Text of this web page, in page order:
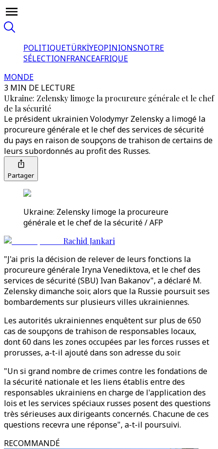
POLITIQUETÜRKİYEOPINIONSNOTRE
SÉLECTIONFRANCEAFRIQUE
MONDE
3 MIN DE LECTURE
Ukraine: Zelensky limoge la procureure générale et le chef
de la sécurité
Le président ukrainien Volodymyr Zelensky a limogé la
procureure générale et le chef des services de sécurité
du pays en raison de soupçons de trahison de certains de
leurs subordonnés au profit des Russes.
Partager
Ukraine: Zelensky limoge la procureure
générale et le chef de la sécurité / AFP
Rachid Jankari
"J'ai pris la décision de relever de leurs fonctions la
procureure générale Iryna Venediktova, et le chef des
services de sécurité (SBU) Ivan Bakanov", a déclaré M.
Zelensky dimanche soir, alors que la Russie poursuit ses
bombardements sur plusieurs villes ukrainiennes.
Les autorités ukrainiennes enquêtent sur plus de 650
cas de soupçons de trahison de responsables locaux,
dont 60 dans les zones occupées par les forces russes et
prorusses, a-t-il ajouté dans son adresse du soir.
"Un si grand nombre de crimes contre les fondations de
la sécurité nationale et les liens établis entre des
responsables ukrainiens en charge de l'application des
lois et les services spéciaux russes posent des questions
très sérieuses aux dirigeants concernés. Chacune de ces
questions recevra une réponse", a-t-il poursuivi.
RECOMMANDÉ